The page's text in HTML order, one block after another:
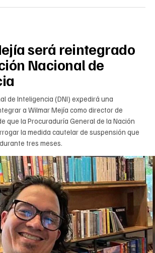
será reintegrado
Nacional de
de Inteligencia (DNI) expedirá una
a Wilmar Mejía como director de
que la Procuraduría General de la Nación
la medida cautelar de suspensión que
tres meses.